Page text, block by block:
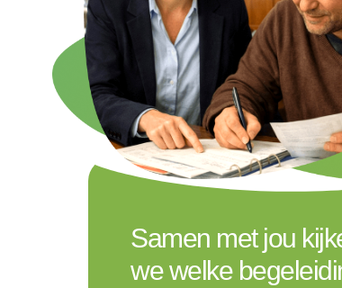
Samen met jou
we welke